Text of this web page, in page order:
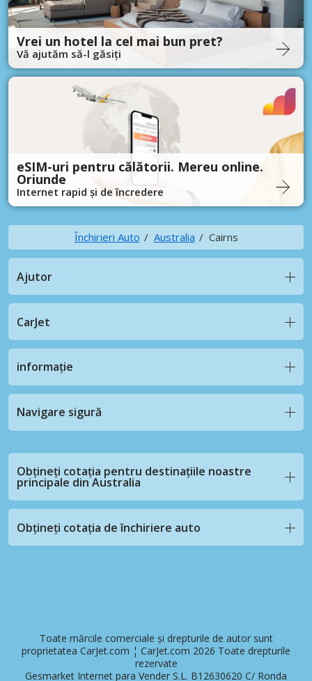
Vrei un hotel la cel mai bun pret?
Vă ajutăm să-l găsiți
eSIM-uri pentru călătorii. Mereu online.
Oriunde
Internet rapid și de încredere
Închirieri Auto Australia Cairns
Ajutor
CarJet
informație
Navigare sigură
Obțineți cotația pentru destinațiile noastre
principale din Australia
Obțineți cotația de închiriere auto
Toate mărcile comerciale și drepturile de autor sunt
proprietatea CarJet.com ¦ CarJet.com 2026 Toate drepturile
rezervate
Gesmarket Internet para Vender S.L. B12630620 C/ Ronda